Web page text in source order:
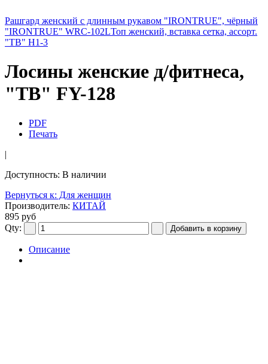
Рашгард женский с длинным рукавом "IRONTRUE", чёрный
"IRONTRUE" WRC-102LТоп женский, вставка сетка, ассорт.
"TB" H1-3
Лосины женские д/фитнеса,
"TB" FY-128
PDF
Печать
|
Доступность: В наличии
Вернуться к: Для женщин
Производитель: КИТАЙ
895 руб
Qty:
Описание